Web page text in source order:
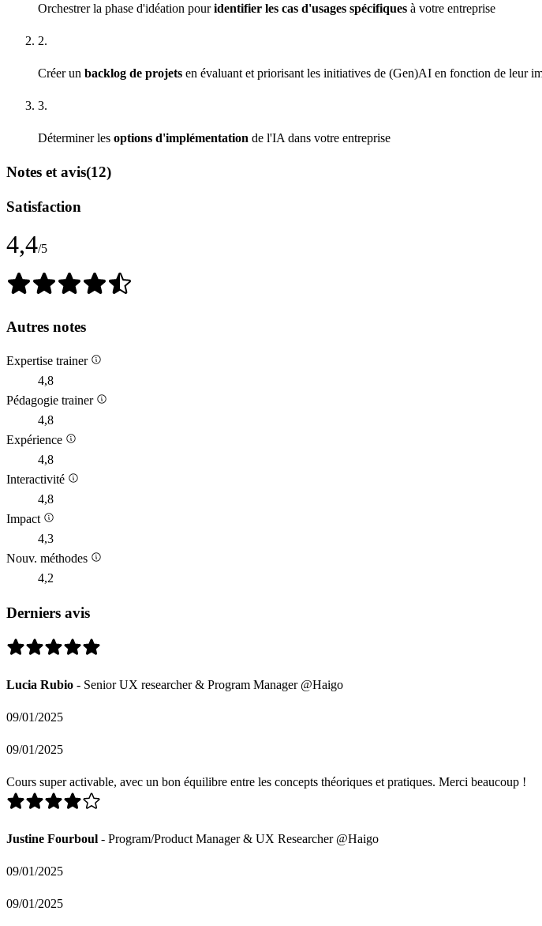
Orchestrer la phase d'idéation pouridentifier les cas d'usages spécifiques à votre entreprise
2.
Créer un backlog de projets en évaluant et priorisant les initiatives de (Gen)AI en fonction de leur
3.
Déterminer les options d'implémentation de l'IA dans votre entreprise
Notes et avis(12)
Satisfaction
4,4/5
Autres notes
Expertise trainer
4,8
Pédagogie trainer
4,8
Expérience
4,8
Interactivité
4,8
Impact
4,3
Nouv. méthodes
4,2
Derniers avis
Lucia Rubio - Senior UX researcher & Program Manager @Haigo
09/01/2025
09/01/2025
Cours super activable, avec un bon équilibre entre les concepts théoriques et pratiques. Merci beaucoup !
Justine Fourboul - Program/Product Manager & UX Researcher @Haigo
09/01/2025
09/01/2025